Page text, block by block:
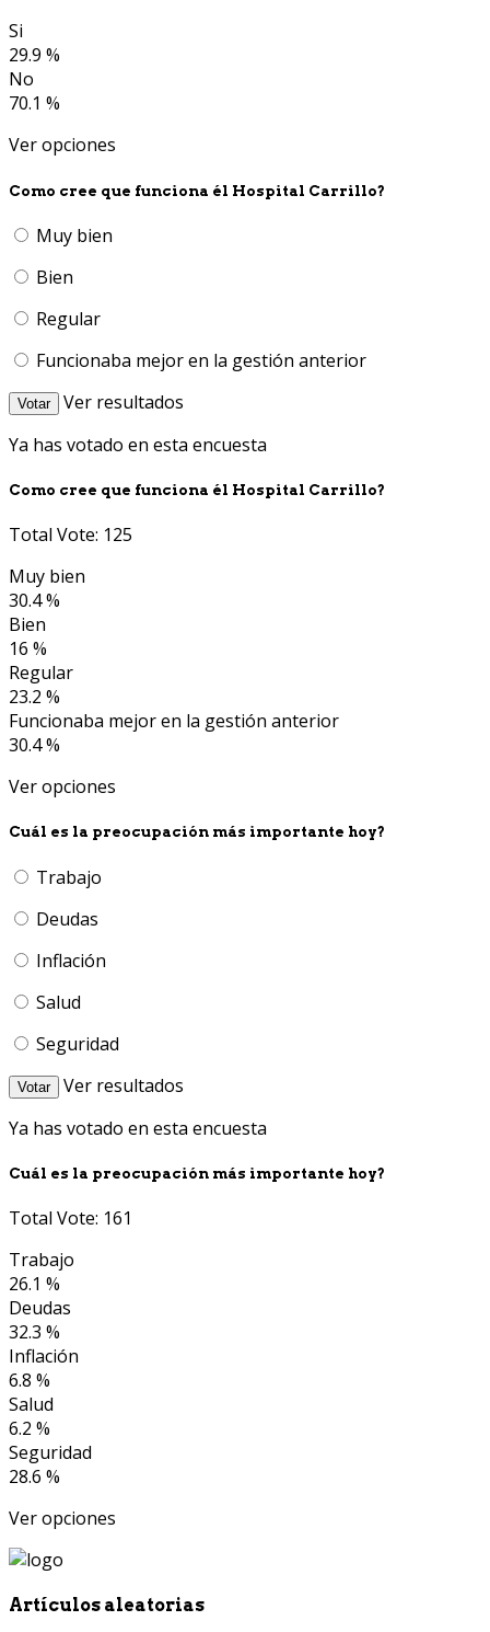
Si
29.9 %
No
70.1 %
Ver opciones
Como cree que funciona él Hospital Carrillo?
Muy bien
Bien
Regular
Funcionaba mejor en la gestión anterior
Votar
Ver resultados
Ya has votado en esta encuesta
Como cree que funciona él Hospital Carrillo?
Total Vote: 125
Muy bien
30.4 %
Bien
16 %
Regular
23.2 %
Funcionaba mejor en la gestión anterior
30.4 %
Ver opciones
Cuál es la preocupación más importante hoy?
Trabajo
Deudas
Inflación
Salud
Seguridad
Votar
Ver resultados
Ya has votado en esta encuesta
Cuál es la preocupación más importante hoy?
Total Vote: 161
Trabajo
26.1 %
Deudas
32.3 %
Inflación
6.8 %
Salud
6.2 %
Seguridad
28.6 %
Ver opciones
Artículos aleatorias